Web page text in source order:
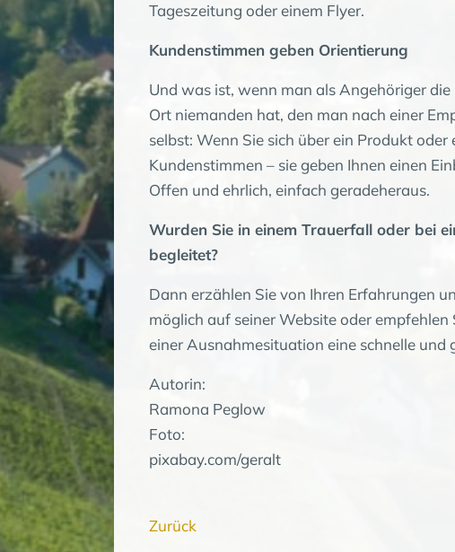
Tageszeitung oder einem Flyer.
Kundenstimmen geben Orientierung
Und was ist, wenn man als Angehöriger
Ort niemanden hat, den man nach einer
selbst: Wenn Sie sich über ein Produkt
Kundenstimmen – sie geben Ihnen einen
Offen und ehrlich, einfach geradeheraus.
Wurden Sie in einem Trauerfall oder bei
begleitet?
Dann erzählen Sie von Ihren Erfahrungen
möglich auf seiner Website oder
einer Ausnahmesituation eine schnelle und
Autorin:
Ramona Peglow
Foto:
pixabay.com/geralt
Zurück